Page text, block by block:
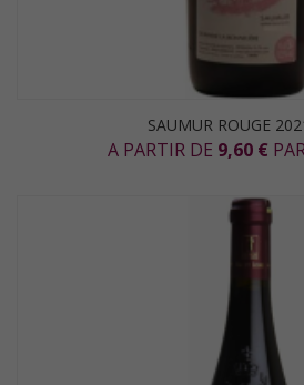
SAUMUR ROUGE
A PARTIR DE 9,60 €